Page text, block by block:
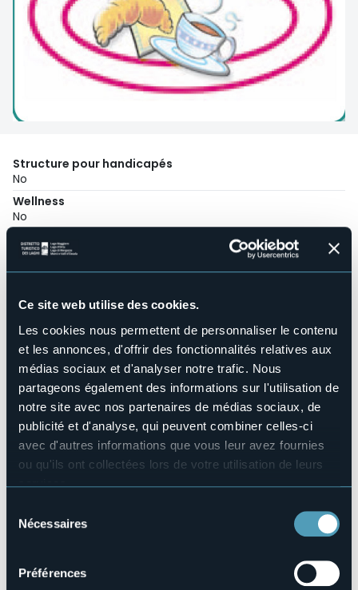
Ce site web utilise des cookies.
Les cookies nous permettent de personnaliser le contenu
et les annonces, d'offrir des fonctionnalités relatives aux
médias sociaux et d'analyser notre trafic. Nous
partageons également des informations sur l'utilisation de
notre site avec nos partenaires de médias sociaux, de
publicité et d'analyse, qui peuvent combiner celles-ci
avec d'autres informations que vous leur avez fournies
ou qu'ils ont collectées lors de votre utilisation de leurs
services.
manière de les gérer et de les supprimer,
cliquez ici
Nécessaires
Préférences
Structure pour handicapés
No
Wellness
No
Salles de conférences
No
Piscine
Animaux acceptés
No
Nombres de chambres
Nombres de lits
6
Téléphone
+39 335 6454270
Codice CIR